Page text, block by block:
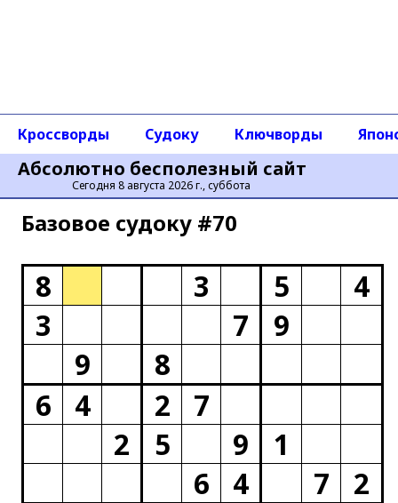
Абсолютно бесполезный сайт
Сегодня 8 августа 2026 г., суббота
Кроссворды Судоку Ключворды
Базовое cудоку #70
8 3 5
4
3
7
9
9
8
6
4 2
7
2
5 9
1
6
4 7
2